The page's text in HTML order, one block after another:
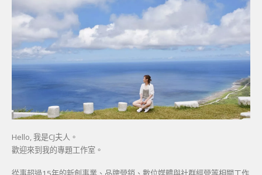
Hello, 我是CJ夫人。
歡迎來到我的專題工作室。